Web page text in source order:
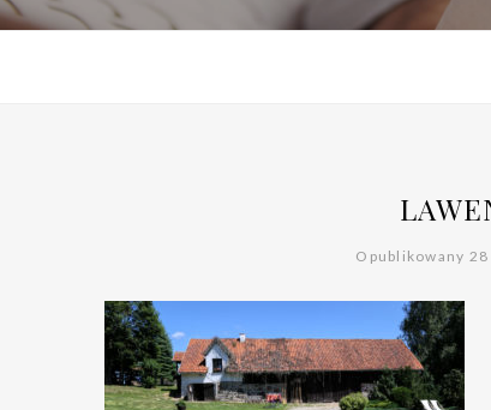
Opublikowany